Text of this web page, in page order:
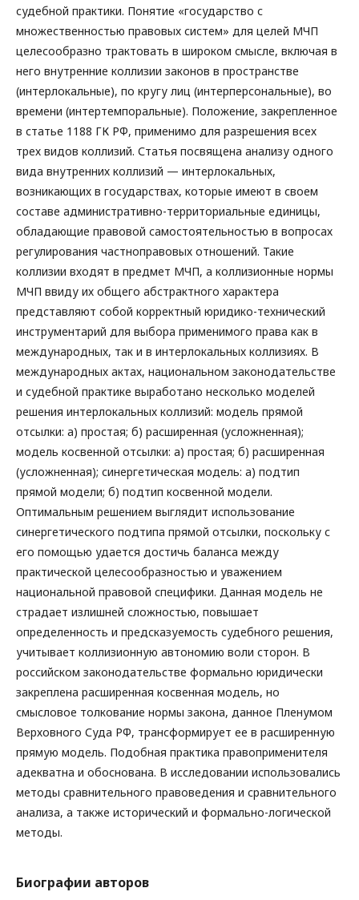
судебной практики. Понятие «государство с
множественностью правовых систем» для целей МЧП
целесообразно трактовать в широком смысле, включая в
него внутренние коллизии законов в пространстве
(интерлокальные), по кругу лиц (интерперсональные), во
времени (интертемпоральные). Положение, закрепленное
в статье 1188 ГК РФ, применимо для разрешения всех
трех видов коллизий. Статья посвящена анализу одного
вида внутренних коллизий — интерлокальных,
возникающих в государствах, которые имеют в своем
составе административно-территориальные единицы,
обладающие правовой самостоятельностью в вопросах
регулирования частноправовых отношений. Такие
коллизии входят в предмет МЧП, а коллизионные нормы
МЧП ввиду их общего абстрактного характера
представляют собой корректный юридико-технический
инструментарий для выбора применимого права как в
международных, так и в интерлокальных коллизиях. В
международных актах, национальном законодательстве
и судебной практике выработано несколько моделей
решения интерлокальных коллизий: модель прямой
отсылки: а) простая; б) расширенная (усложненная);
модель косвенной отсылки: а) простая; б) расширенная
(усложненная); синергетическая модель: а) подтип
прямой модели; б) подтип косвенной модели.
Оптимальным решением выглядит использование
синергетического подтипа прямой отсылки, поскольку с
его помощью удается достичь баланса между
практической целесообразностью и уважением
национальной правовой специфики. Данная модель не
страдает излишней сложностью, повышает
определенность и предсказуемость судебного решения,
учитывает коллизионную автономию воли сторон. В
российском законодательстве формально юридически
закреплена расширенная косвенная модель, но
смысловое толкование нормы закона, данное Пленумом
Верховного Суда РФ, трансформирует ее в расширенную
прямую модель. Подобная практика правоприменителя
адекватна и обоснована. В исследовании использовались
методы сравнительного правоведения и сравнительного
анализа, а также исторический и формально-логической
методы.
Биографии авторов